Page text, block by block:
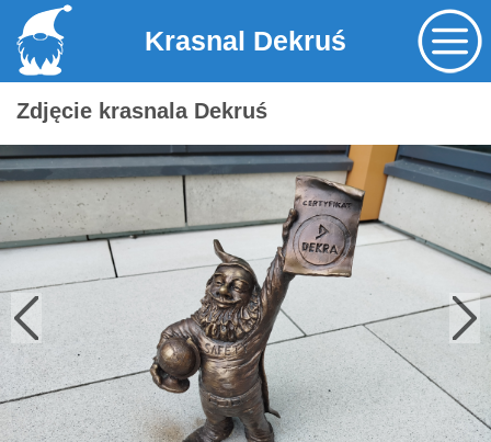
Krasnal Dekruś
Zdjęcie krasnala Dekruś